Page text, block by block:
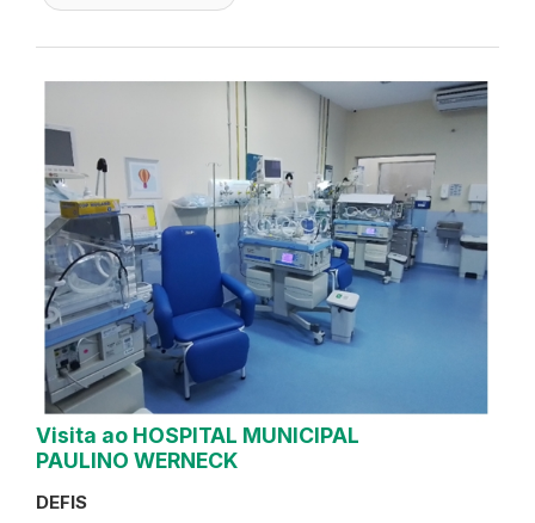
Visita ao HOSPITAL MUNICIPAL
PAULINO WERNECK
DEFIS